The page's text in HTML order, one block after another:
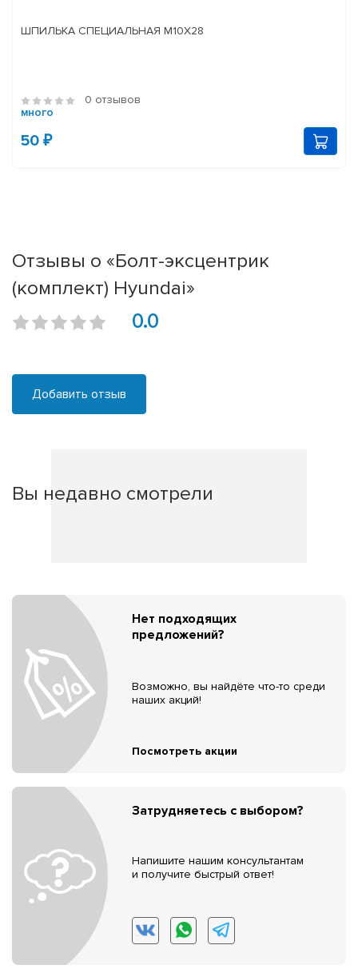
ШПИЛЬКА СПЕЦИАЛЬНАЯ М10Х28
0 отзывов
много
50 ₽
Отзывы о «Болт-эксцентрик
(комплект) Hyundai»
0.0
Добавить отзыв
Вы недавно смотрели
Нет подходящих
предложений?
Возможно, вы найдёте что-то среди
наших акций!
Посмотреть акции
Затрудняетесь с выбором?
Напишите нашим консультантам
и получите быстрый ответ!